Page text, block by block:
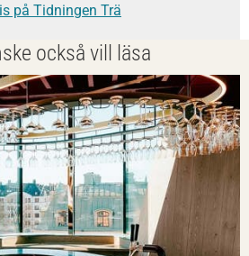
på Tidningen Trä
också vill läsa